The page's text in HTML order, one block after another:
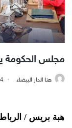
مجلس الحكومة
هنا الدار البيضاء 24 يوليو،
هبة بريس /